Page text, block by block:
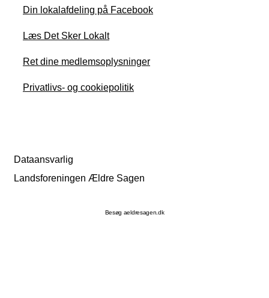
Din lokalafdeling på Facebook
Læs Det Sker Lokalt
Ret dine medlemsoplysninger
Privatlivs- og cookiepolitik
Dataansvarlig
Landsforeningen Ældre Sagen
Besøg aeldresagen.dk